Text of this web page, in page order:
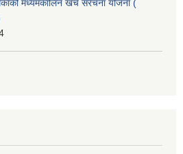
मध्यमकालिन खर्च संरचना योजना (